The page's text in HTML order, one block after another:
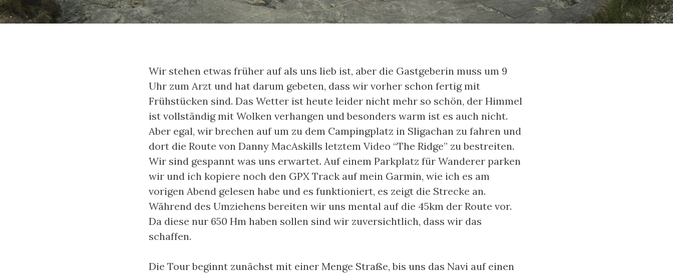
Wir stehen etwas früher auf als uns lieb ist, aber die Gastgeberin muss um 9
Uhr zum Arzt und hat darum gebeten, dass wir vorher schon fertig mit
Frühstücken sind. Das Wetter ist heute leider nicht mehr so schön, der Himmel
ist vollständig mit Wolken verhangen und besonders warm ist es auch nicht.
Aber egal, wir brechen auf um zu dem Campingplatz in Sligachan zu fahren und
dort die Route von Danny MacAskills letztem Video “The Ridge” zu bestreiten.
Wir sind gespannt was uns erwartet. Auf einem Parkplatz für Wanderer parken
wir und ich kopiere noch den GPX Track auf mein Garmin, wie ich es am
vorigen Abend gelesen habe und es funktioniert, es zeigt die Strecke an.
Während des Umziehens bereiten wir uns mental auf die 45km der Route vor.
Da diese nur 650 Hm haben sollen sind wir zuversichtlich, dass wir das
schaffen.
Die Tour beginnt zunächst mit einer Menge Straße, bis uns das Navi auf einen